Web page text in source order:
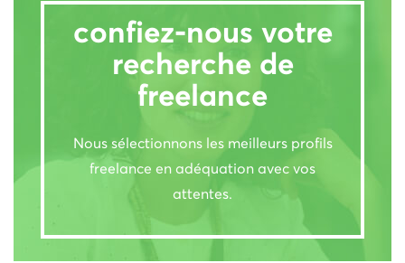
confiez-nous votre
recherche de
freelance
Nous sélectionnons les meilleurs profils
freelance en adéquation avec vos
attentes.